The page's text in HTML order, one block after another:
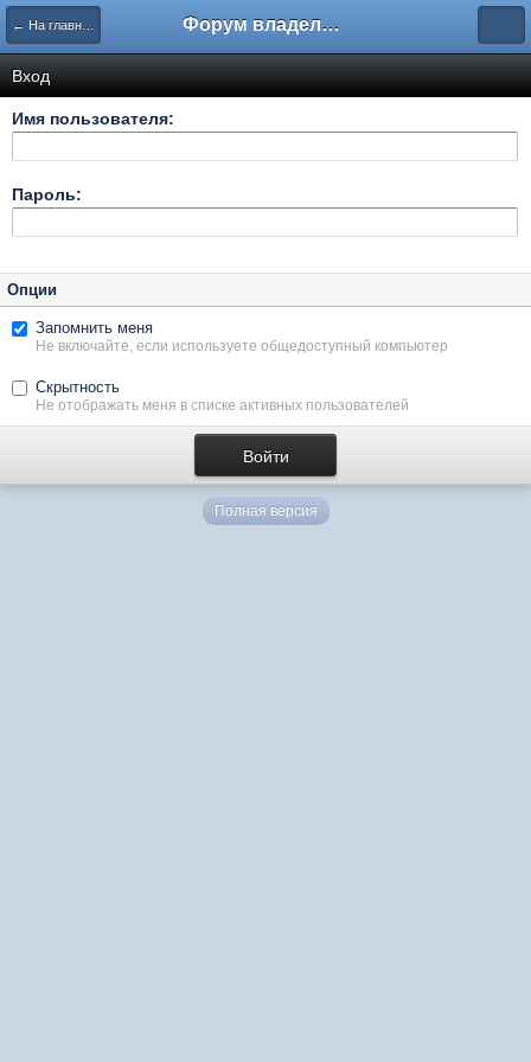
← На главную Форум владельцев интернет-магазинов
Вход
Имя пользователя:
Пароль:
Опции
Запомнить меня
Не включайте, если используете общедоступный компьютер
Скрытность
Не отображать меня в списке активных пользователей
Полная версия